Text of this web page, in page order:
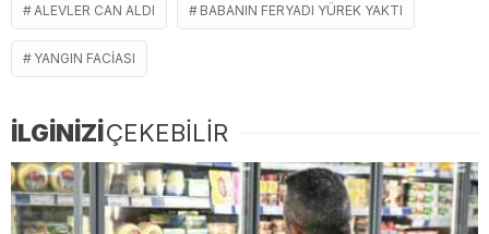
ALEVLER CAN ALDI BABANIN FERYADI YÜREK YAKTI
YANGIN FACIASI
İLGİNİZİÇEKEBİLİR